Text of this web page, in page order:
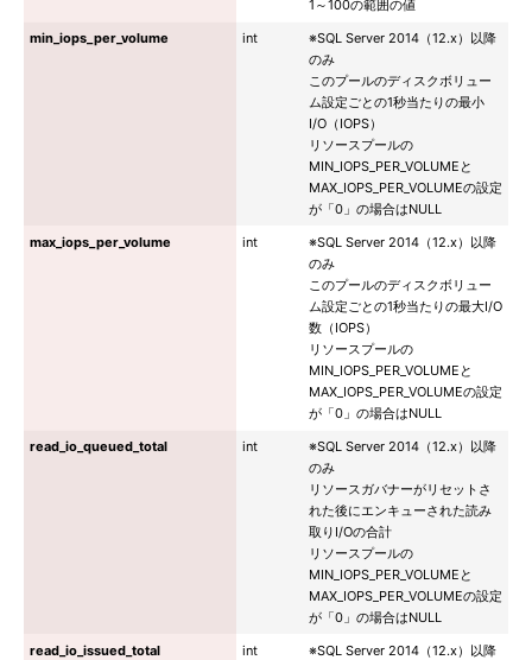
1～100の範囲の値
min_iops_per_volume
int
※SQL Server 2014（12.x）以降
のみ
このプールのディスクボリュー
ム設定ごとの1秒当たりの最小
I/O（IOPS）
リソースプールの
MIN_IOPS_PER_VOLUMEと
MAX_IOPS_PER_VOLUMEの設定
が「0」の場合はNULL
max_iops_per_volume
int
※SQL Server 2014（12.x）以降
のみ
このプールのディスクボリュー
ム設定ごとの1秒当たりの最大I/O
数（IOPS）
リソースプールの
MIN_IOPS_PER_VOLUMEと
MAX_IOPS_PER_VOLUMEの設定
が「0」の場合はNULL
read_io_queued_total
int
※SQL Server 2014（12.x）以降
のみ
リソースガバナーがリセットさ
れた後にエンキューされた読み
取りI/Oの合計
リソースプールの
MIN_IOPS_PER_VOLUMEと
MAX_IOPS_PER_VOLUMEの設定
が「0」の場合はNULL
read_io_issued_total
int
※SQL Server 2014（12.x）以降